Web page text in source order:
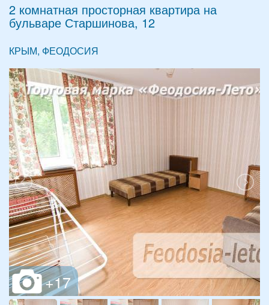
2 комнатная просторная квартира на
бульваре Старшинова, 12
КРЫМ, ФЕОДОСИЯ